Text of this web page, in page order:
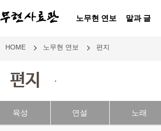
노무현 연보 말과 글
HOME 노무현 연보 편지
편지 .
육성 연설 노래